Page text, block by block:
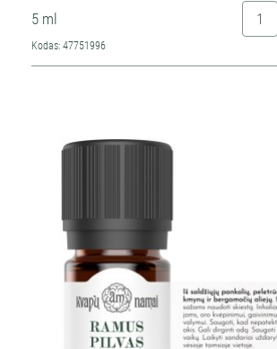
5 ml
Kodas: 47751996